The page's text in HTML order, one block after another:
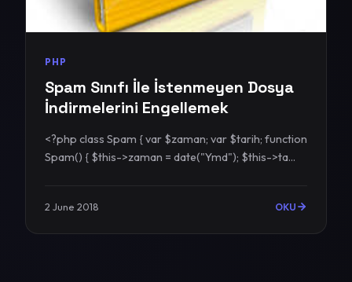
PHP
Spam Sınıfı İle İstenmeyen Dosya
İndirmelerini Engellemek
<?php class Spam { var $zaman; var $tarih; function
Spam() { $this->zaman = date("Ymd"); $this->ta...
2 June 2018 OKU